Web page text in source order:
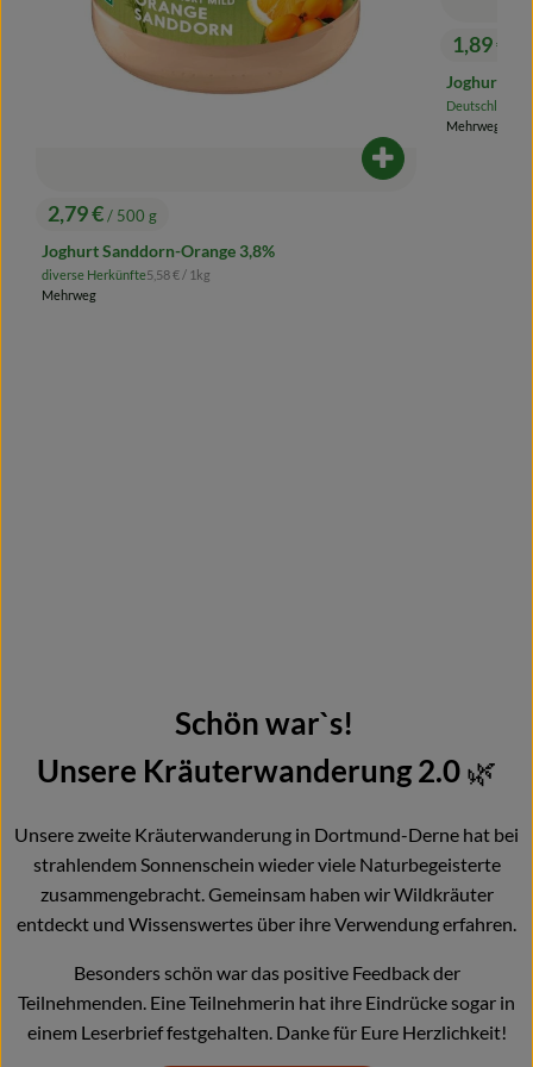
, Preis:
2,79 €/ 500 g
Joghurt Sanddorn-Orange 3,8%
, Herkunft:
diverse Herkünfte, Referenzpreis:
5,58 €/ 1kg
Mehrweg
Produkt zum
, Preis:
1,89 €
Joghurt
, Herkunft:
Deutschland
Mehrweg
Schön war`s!
Unsere Kräuterwanderung 2.0 🌿
Unsere zweite Kräuterwanderung in Dortmund-Derne hat bei
strahlendem Sonnenschein wieder viele Naturbegeisterte
zusammengebracht. Gemeinsam haben wir Wildkräuter
entdeckt und Wissenswertes über ihre Verwendung erfahren.
Besonders schön war das positive Feedback der
Teilnehmenden. Eine Teilnehmerin hat ihre Eindrücke sogar in
einem Leserbrief festgehalten. Danke für Eure Herzlichkeit!